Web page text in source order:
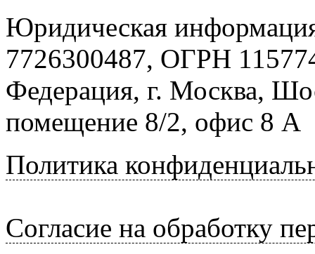
Юридическая
7726300487, ОГРН
Федерация, г. Москва,
помещение 8/2, офис 8 А
Политика
Согласие на обработку